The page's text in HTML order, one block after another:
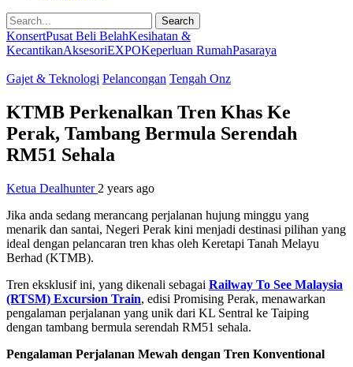
Search
KonsertPusat Beli BelahKesihatan &
KecantikanAksesoriEXPOKeperluan RumahPasaraya
Gajet & Teknologi Pelancongan Tengah Onz
KTMB Perkenalkan Tren Khas Ke
Perak, Tambang Bermula Serendah
RM51 Sehala
Ketua Dealhunter 2 years ago
Jika anda sedang merancang perjalanan hujung minggu yang
menarik dan santai, Negeri Perak kini menjadi destinasi pilihan yang
ideal dengan pelancaran tren khas oleh Keretapi Tanah Melayu
Berhad (KTMB).
Tren eksklusif ini, yang dikenali sebagai Railway To See Malaysia
(RTSM) Excursion Train, edisi Promising Perak, menawarkan
pengalaman perjalanan yang unik dari KL Sentral ke Taiping
dengan tambang bermula serendah RM51 sehala.
Pengalaman Perjalanan Mewah dengan Tren Konventional